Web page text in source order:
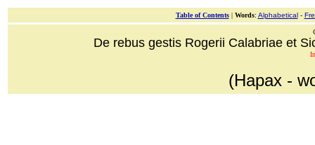
Table of Contents| Words: Alphabetical-
De rebus gestis Rogerii Calabriae et
(Hapax -